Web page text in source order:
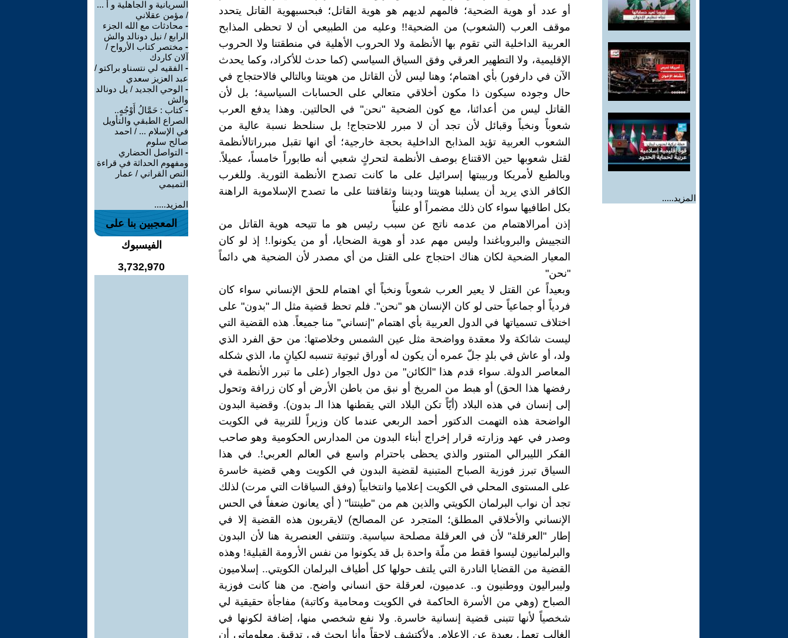
المزيد.....
أو عدد أو هوية الضحية؛ فالمهم لديهم هو هوية القاتل؛ فبحسبهوية القاتل يتحدد
موقف العرب (الشعوب) من الضحية!! وعليه من الطبيعي أن لا تحظى المذابح
العربية الداخلية التي تقوم بها الأنظمة ولا الحروب الأهلية في منطقتنا ولا الحروب
الإقليمية، ولا التطهير العرقي وفق السياق السياسي (كما حدث للأكراد، وكما يحدث
الآن في دارفور) بأي اهتمام؛ وهنا ليس لأن القاتل من هويتنا وبالتالي فالاحتجاج في
حال وجوده سيكون ذا مكون أخلاقي متعالي على الحسابات السياسية؛ بل لأن
القاتل ليس من أعدائنا، مع كون الضحية "نحن" في الحالتين. وهذا يدفع العرب
شعوباً ونخباً وقبائل لأن تجد أن لا مبرر للاحتجاج! بل سنلحظ نسبة عالية من
الشعوب العربية تؤيد المذابح الداخلية بحجة خارجية؛ أي انها تقبل مبرراتالأنظمة
لقتل شعوبها حين الاقتناع بوصف الأنظمة لتحركٍ شعبي أنه طابوراً خامساً، عميلاً.
وبالطبع لأمريكا وربيبتها إسرائيل على ما كانت تصدح الأنظمة الثورية. وللغرب
الكافر الذي يريد أن يسلبنا هويتنا وديننا وثقافتنا على ما تصدح الإسلاموية الراهنة
بكل اطافيها سواء كان ذلك مضمراً أو علنياً
إذن أمرالاهتمام من عدمه ناتج عن سبب رئيس هو ما تتيحه هوية القاتل من
التجييش والبروباغندا وليس مهم عدد أو هوية الضحايا، أو من يكونوا.! إذ لو كان
المعيار الضحية لكان هناك احتجاج على القتل من أي مصدر لأن الضحية هي دائماً
"نحن"
وبعيداً عن القتل لا يعير العرب شعوباً ونخباً أي اهتمام للحق الإنساني سواء كان
فردياً أو جماعياً حتى لو كان الإنسان هو "نحن". فلم تحظ قضية مثل الـ "بدون" على
اختلاف تسمياتها في الدول العربية بأي اهتمام "إنساني" منا جميعاً. هذه القضية التي
ليست شائكة ولا معقدة وواضحة مثل عين الشمس وخلاصتها: من حق الفرد الذي
ولد، أو عاش في بلدٍ جلّ عمره أن يكون له أوراق ثبوتية تنسبه لكيانٍ ما، الذي شكله
المعاصر الدولة. سواء قدم هذا "الكائن" من دول الجوار (على ما تبرر الأنظمة في
رفضها هذا الحق) أو هبط من المريخ أو نبق من باطن الأرض أو كان زرافة وتحول
إلى إنسان في هذه البلاد (أيّاً تكن البلاد التي يقطنها هذا الـ بدون). وقضية البدون
الواضحة هذه التهمت الدكتور أحمد الربعي عندما كان وزيراً للتربية في الكويت
وصدر في عهد وزارته قرار إخراج أبناء البدون من المدارس الحكومية وهو صاحب
الفكر الليبرالي المتنور والذي يحظى باحترام واسع في العالم العربي!. في هذا
السياق تبرز فوزية الصباح المتبنية لقضية البدون في الكويت وهي قضية خاسرة
على المستوى المحلي في الكويت إعلاميا وانتخابياً (وفق السياقات التي مرت) لذلك
تجد أن نواب البرلمان الكويتي والذين هم من "طينتنا" ( أي يعانون ضعفاً في الحس
الإنساني والأخلاقي المطلق؛ المتجرد عن المصالح) لايقربون هذه القضية إلا في
إطار "العرقلة" لأن في العرقلة مصلحة سياسية. وتنتفي العنصرية هنا لأن البدون
والبرلمانيون ليسوا فقط من ملّة واحدة بل قد يكونوا من نفس الأرومة القبلية! وهذه
القضية من القضايا النادرة التي يلتف حولها كل أطياف البرلمان الكويتي.. إسلاميون
وليبراليون ووطنيون و.. عدميون، لعرقلة حق انساني واضح. من هنا كانت فوزية
الصباح (وهي من الأسرة الحاكمة في الكويت ومحامية وكاتبة) مفاجأة حقيقية لي
شخصياً لأنها تتبنى قضية إنسانية خاسرة. ولا نفع شخصي منها، إضافة لكونها في
الغالب تعمل بعيدة عن الإعلام. ولأكتشف لاحقاً وأنا ابحث في تدقيق معلوماتي أن
السريانية و الجاهلية و أ ...
/ مؤمن عقلاني
- محادثات مع الله الجزء
الرابع / نيل دونالد والش
- مختصر كتاب الأرواح /
آلان كاردك
- الفقيه لي نتسناو براكتو /
عبد العزيز سعدي
- الوحي الجديد / يل دونالد
والش
-كتاب : حَمَّالُ أَوْجُهٍ..
الصراع الطبقي والتأويل
في الإسلام ... / احمد
صالح سلوم
- التواصل الحضاري
ومفهوم الحداثة في قراءة
النص القراني / عمار
التميمي
المزيد.....
المعجبين بنا على
الفيسبوك
3,732,970